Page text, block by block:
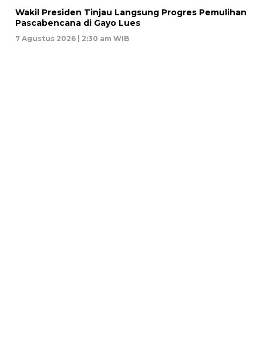
Wakil Presiden Tinjau Langsung Progres Pemulihan
Pascabencana di Gayo Lues
7 Agustus 2026 | 2:30 am WIB